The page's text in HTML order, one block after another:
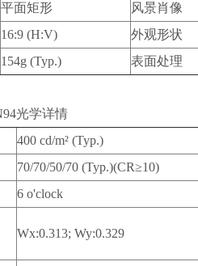
平面矩形 风景肖像
16:9 (H:V) 外观形状
154g (Typ.) 表面处理
光学详情
400 cd/m² (Typ.)
70/70/50/70 (Typ.)(CR≥10)
6 o'clock
Wx:0.313; Wy:0.329